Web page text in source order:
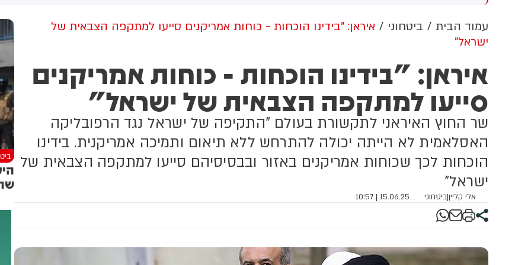
מניתוח חדש של
CyberWell, ארגון המנטר
ברשת. הדו"ח מצא כי
אנגלית וספרדית,
שיהודים הם שהציתו
את השריפות בצרפת,
ונורבגיה בטרה להרוויח
או כלכלית מהמצב.
הבוקר בשכונת בקעה בירושלים
עמוד הבית ביטחוני
איראן: "בידינו הוכחות - כוחות אמריקנים סייעו למתקפה הצבאית של
ישראל"
איראן: "בידינו הוכחות - כוחות אמריקנים
סייעו למתקפה הצבאית של ישראל"
שר החוץ האיראני לתקשורת בעולם "התקיפה של ישראל נגד הרפובליקה
האסלאמית לא הייתה יכולה להתרחש ללא תיאום ותמיכה אמריקנית. בידינו
הוכחות לכך שכוחות אמריקנים באזור ובבסיסיהם סייעו למתקפה הצבאית של
ישראל"
אלי קליין|ביטחוני 15.06.25 | 10:57